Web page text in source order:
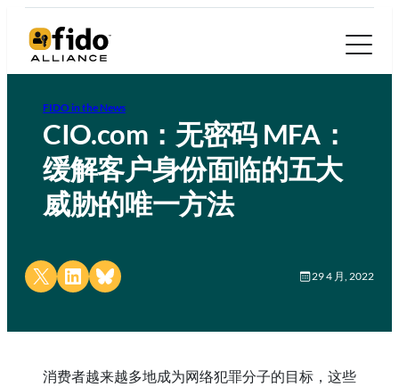
FIDO in the News
CIO.com：无密码 MFA：
缓解客户身份面临的五大
威胁的唯一方法
Share on X Share on LinkedIn
Share on Bluesky 29 4 月, 2022
消费者越来越多地成为网络犯罪分子的目标，这些